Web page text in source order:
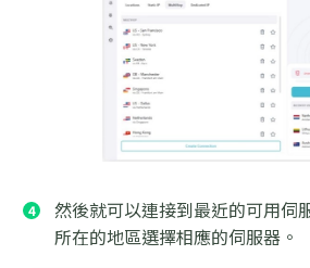
然後就可以連接到最近的可用伺
所在的地區選擇相應的伺服器。